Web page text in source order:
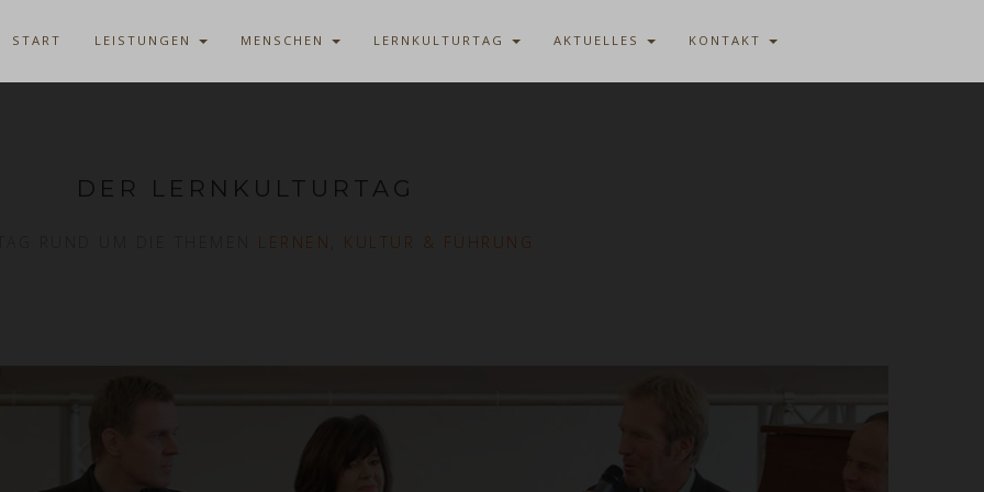
START LEISTUNGEN MENSCHEN LERNKULTURTAG AKTUELLES KONTAKT
DER LERNKULTURTAG
LERNEN, KULTUR & FÜHRUNG